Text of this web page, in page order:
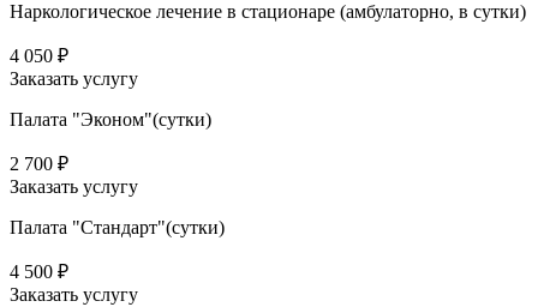
Наркологическое лечение в стационаре (амбулаторно, в сутки)
4 050 ₽
Заказать услугу
Палата "Эконом"(сутки)
2 700 ₽
Заказать услугу
Палата "Стандарт"(сутки)
4 500 ₽
Заказать услугу